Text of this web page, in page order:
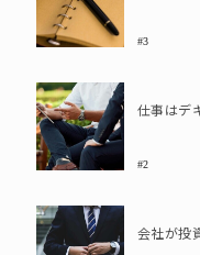
#3
#2
会社が投